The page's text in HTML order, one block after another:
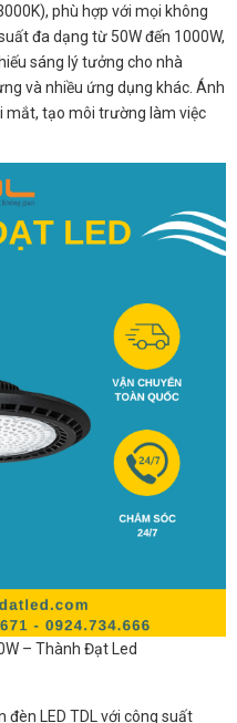
phù hợp với mọi không
đa dạng từ 50W đến 1000W,
sáng lý tưởng cho nhà
và nhiều ứng dụng khác. Ánh
mắt, tạo môi trường làm việc
– Thành Đạt Led
LED TDL với công suất